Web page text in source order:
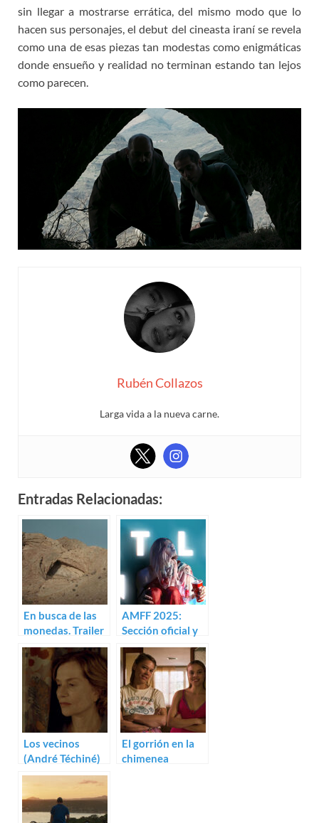
sin llegar a mostrarse errática, del mismo modo que lo
hacen sus personajes, el debut del cineasta iraní se revela
como una de esas piezas tan modestas como enigmáticas
donde ensueño y realidad no terminan estando tan lejos
como parecen.
Rubén Collazos
Larga vida a la nueva carne.
Entradas Relacionadas:
En busca de las
monedas. Trailer
para The Great
Yawn of History
AMFF 2025:
Sección oficial y
paralelas
Los vecinos
(André Téchiné)
El gorrión en la
chimenea